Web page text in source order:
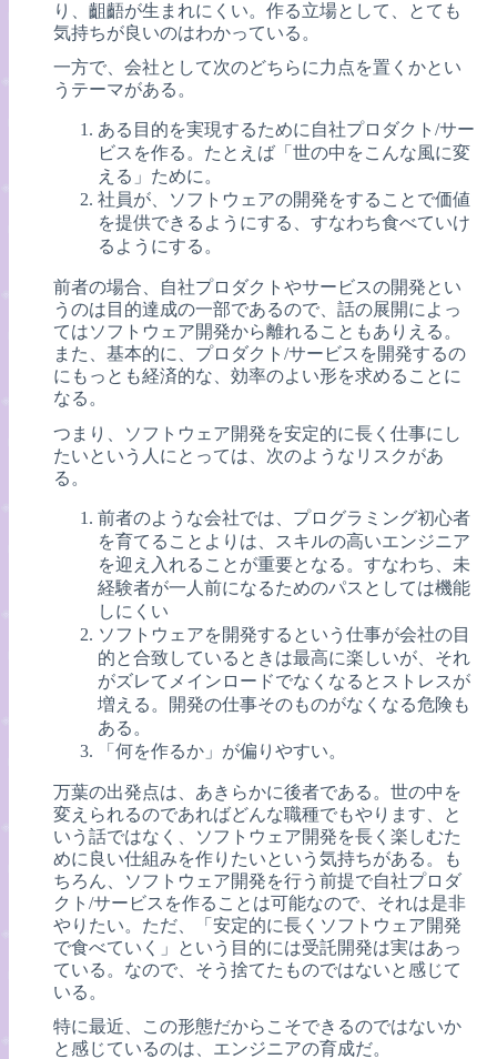
り、齟齬が生まれにくい。作る立場として、とても
気持ちが良いのはわかっている。
一方で、会社として次のどちらに力点を置くかとい
うテーマがある。
ある目的を実現するために自社プロダクト/サー
ビスを作る。たとえば「世の中をこんな風に変
える」ために。
社員が、ソフトウェアの開発をすることで価値
を提供できるようにする、すなわち食べていけ
るようにする。
前者の場合、自社プロダクトやサービスの開発とい
うのは目的達成の一部であるので、話の展開によっ
てはソフトウェア開発から離れることもありえる。
また、基本的に、プロダクト/サービスを開発するの
にもっとも経済的な、効率のよい形を求めることに
なる。
つまり、ソフトウェア開発を安定的に長く仕事にし
たいという人にとっては、次のようなリスクがあ
る。
前者のような会社では、プログラミング初心者
を育てることよりは、スキルの高いエンジニア
を迎え入れることが重要となる。すなわち、未
経験者が一人前になるためのパスとしては機能
しにくい
ソフトウェアを開発するという仕事が会社の目
的と合致しているときは最高に楽しいが、それ
がズレてメインロードでなくなるとストレスが
増える。開発の仕事そのものがなくなる危険も
ある。
「何を作るか」が偏りやすい。
万葉の出発点は、あきらかに後者である。世の中を
変えられるのであればどんな職種でもやります、と
いう話ではなく、ソフトウェア開発を長く楽しむた
めに良い仕組みを作りたいという気持ちがある。も
ちろん、ソフトウェア開発を行う前提で自社プロダ
クト/サービスを作ることは可能なので、それは是非
やりたい。ただ、「安定的に長くソフトウェア開発
で食べていく」という目的には受託開発は実はあっ
ている。なので、そう捨てたものではないと感じて
いる。
特に最近、この形態だからこそできるのではないか
と感じているのは、エンジニアの育成だ。